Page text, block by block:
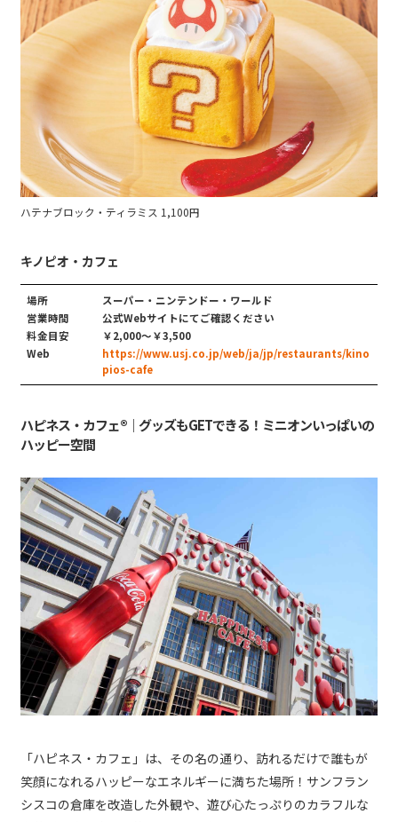
ハテナブロック・ティラミス 1,100円
キノピオ・カフェ
場所
スーパー・ニンテンドー・ワールド
営業時間
公式Webサイトにてご確認ください
料金目安
￥2,000〜￥3,500
Web
https://www.usj.co.jp/web/ja/jp/restaurants/kino
pios-cafe
ハピネス・カフェ®｜グッズもGETできる！ミニオンいっぱいの
ハッピー空間
「ハピネス・カフェ」は、その名の通り、訪れるだけで誰もが
笑顔になれるハッピーなエネルギーに満ちた場所！サンフラン
シスコの倉庫を改造した外観や、遊び心たっぷりのカラフルな